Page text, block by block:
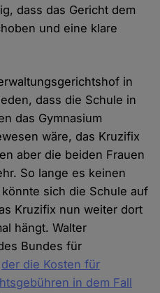
dass das Gericht dem
und eine klare
in
dass die Schule in
das Gymnasium
wäre, das Kruzifix
aber die beiden Frauen
So lange es keinen
sich die Schule auf
Kruzifix nun weiter dort
hängt. Walter
Bundes für
der die Kosten für
in dem Fall